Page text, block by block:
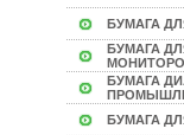
БУМАГА
БУМАГА
БУМАГА
БУМАГА